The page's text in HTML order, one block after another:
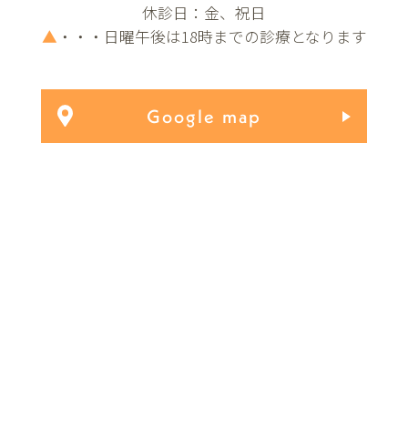
休診日：金、祝日
▲ ・・・日曜午後は18時までの診療となります
Google map